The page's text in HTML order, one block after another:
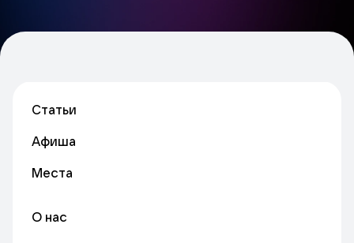
Статьи
Афиша
Места
О нас